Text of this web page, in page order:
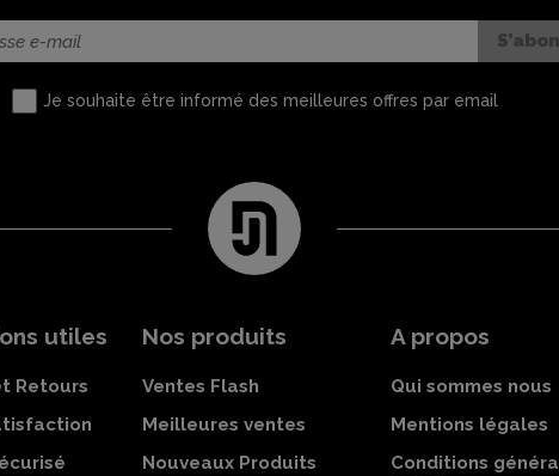
Je souhaite être informé des meilleures offres par email
utiles
Retours
Nos produits
Ventes Flash
Meilleures ventes
Nouveaux Produits
A propos
Qui sommes nous
Mentions légales
Conditions